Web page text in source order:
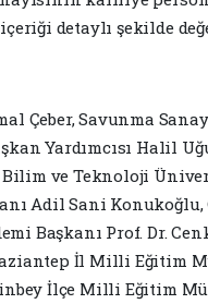
detaylı şekilde
Çeber, Savunma
Yardımcısı Halil
ve Teknoloji
Adil Sani
Başkanı Prof. Dr.
İl Milli Eğitim
İlçe Milli Eğitim